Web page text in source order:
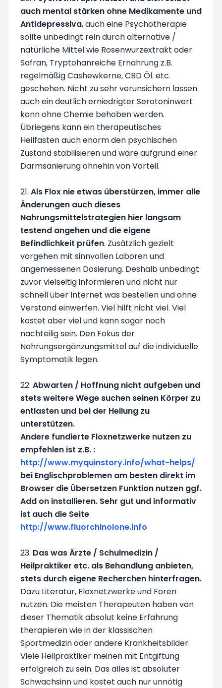
auch mental stärken ohne Medikamente und
Antidepressiva, auch eine Psychotherapie
sollte unbedingt rein durch alternative /
natürliche Mittel wie Rosenwurzextrakt oder
Safran, Tryptohanreiche Ernährung z.B.
regelmäßig Cashewkerne, CBD Öl. etc.
geschehen. Nicht zu sehr verunsichern lassen
auch ein deutlich erniedrigter Serotoninwert
kann ohne Chemie behoben werden.
Übriegens kann ein therapeutisches
Heilfasten auch enorm den psychischen
Zustand stabilisieren und wäre aufgrund einer
Darmsanierung ohnehin von Vorteil.
21. Als Flox nie etwas überstürzen, immer alle
Änderungen auch dieses
Nahrungsmittelstrategien hier langsam
testend angehen und die eigene
Befindlichkeit prüfen. Zusätzlich gezielt
vorgehen mit sinnvollen Laboren und
angemessenen Dosierung. Deshalb unbedingt
zuvor vielseitig informieren und nicht nur
schnell über Internet was bestellen und ohne
Verstand einwerfen. Viel hilft nicht viel. Viel
kostet aber viel und kann sogar noch
nachteilig sein. Den Fokus der
Nahrungsergänzungsmittel auf die individuelle
Symptomatik legen.
22. Abwarten / Hoffnung nicht aufgeben und
stets weitere Wege suchen seinen Körper zu
entlasten und bei der Heilung zu
unterstützen.
Andere fundierte Floxnetzwerke nutzen zu
empfehlen ist z.B. :
http://www.myquinstory.info/what-helps/
bei Englischproblemen am besten direkt im
Browser die Übersetzen Funktion nutzen ggf.
Add on installieren. Sehr gut und informativ
ist auch die Seite
http://www.fluorchinolone.info
23. Das was Ärzte / Schulmedizin /
Heilpraktiker etc. als Behandlung anbieten,
stets durch eigene Recherchen hinterfragen.
Dazu Literatur, Floxnetzwerke und Foren
nutzen. Die meisten Therapeuten haben von
dieser Thematik absolut keine Erfahrung
therapieren wie in der klassischen
Sportmedizin oder andere Krankheitsbilder.
Viele Heilpraktiker meinen mit Entgiftung
erfolgreich zu sein. Das alles ist absoluter
Schwachsinn und kostet auch nur unnötig